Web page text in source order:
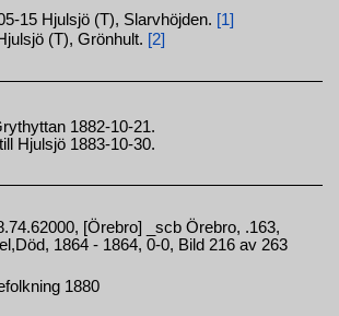
15 Hjulsjö (T), Slarvhöjden. [1]
(T), Grönhult. [2]
1882-10-21.
Hjulsjö 1883-10-30.
[Örebro] _scb Örebro, .163,
1864 - 1864, 0-0, Bild 216 av 263
1880